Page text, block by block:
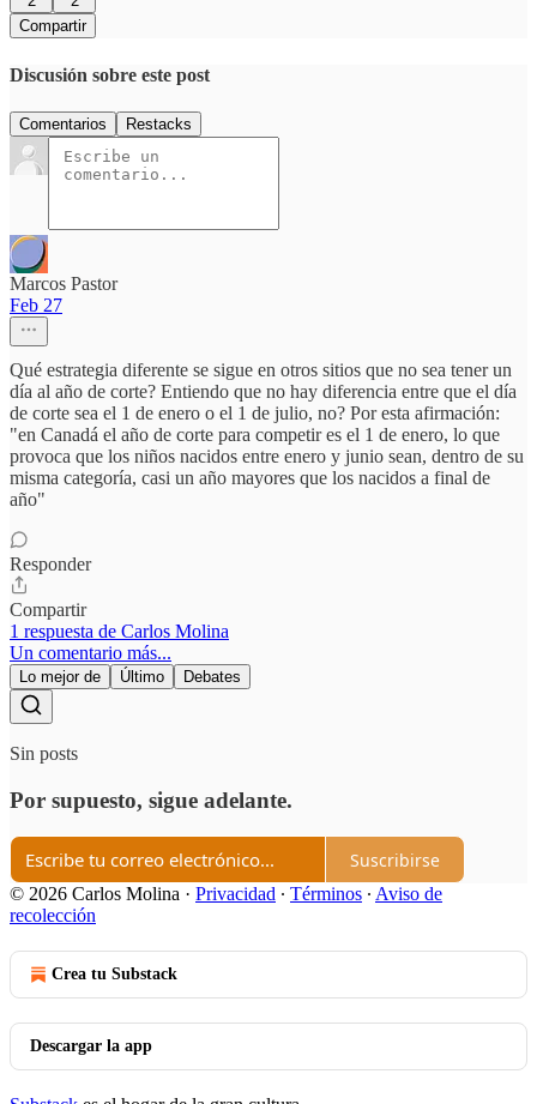
Compartir
Discusión sobre este post
Comentarios Restacks
Marcos Pastor
Feb 27
Qué estrategia diferente se sigue en otros sitios que no sea tener un
día al año de corte? Entiendo que no hay diferencia entre que el día
de corte sea el 1 de enero o el 1 de julio, no? Por esta afirmación:
"en Canadá el año de corte para competir es el 1 de enero, lo que
provoca que los niños nacidos entre enero y junio sean, dentro de su
misma categoría, casi un año mayores que los nacidos a final de
año"
Responder
Compartir
1 respuesta de Carlos Molina
Un comentario más...
Lo mejor de Último Debates
Sin posts
Por supuesto, sigue adelante.
Suscribirse
© 2026 Carlos Molina · Privacidad ∙ Términos ∙ Aviso de
recolección
Crea tu Substack
Descargar la app